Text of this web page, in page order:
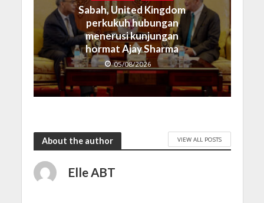
Sabah, United Kingdom
perkukuh hubungan
menerusi kunjungan
hormat Ajay Sharma
05/08/2026
About the author VIEW ALL POSTS
Elle ABT